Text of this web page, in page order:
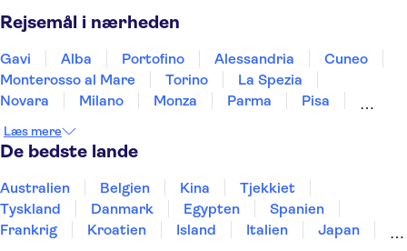
Rejsemål i nærheden
Gavi Alba Portofino Alessandria
Cuneo
Monterosso al Mare
Torino
La Spezia
Novara
Milano Monza Parma
Pisa
Læs mere
De bedste lande
Australien Belgien Kina
Tjekkiet
Tyskland
Danmark Egypten
Spanien
Frankrig
Kroatien Island Italien
Japan